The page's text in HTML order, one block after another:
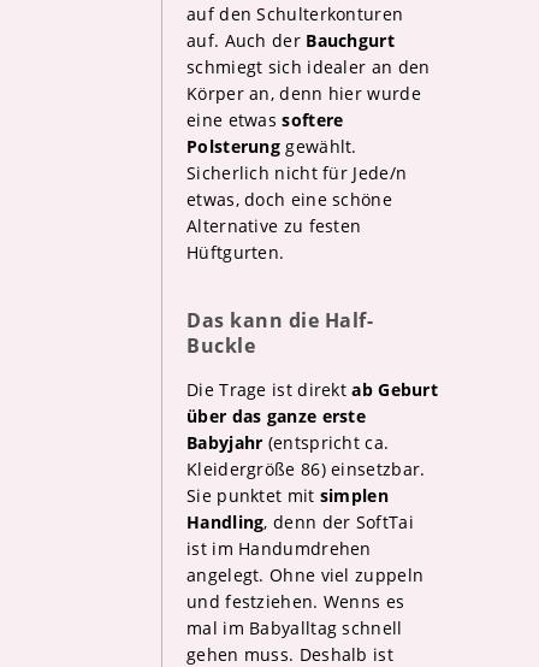
auf den Schulterkonturen
auf. Auch der Bauchgurt
schmiegt sich idealer an den
Körper an, denn hier wurde
eine etwassoftere
Polsterung gewählt.
Sicherlich nicht für Jede/n
etwas, doch eine schöne
Alternative zu festen
Hüftgurten.
Das kann die Half-
Buckle
Die Trage ist direktab Geburt
über das ganze erste
Babyjahr (entspricht ca.
Kleidergröße 86) einsetzbar.
Sie punktet mit simplen
Handling, denn der SoftTai
ist im Handumdrehen
angelegt. Ohne viel zuppeln
und festziehen. Wenns es
mal im Babyalltag schnell
gehen muss. Deshalb ist